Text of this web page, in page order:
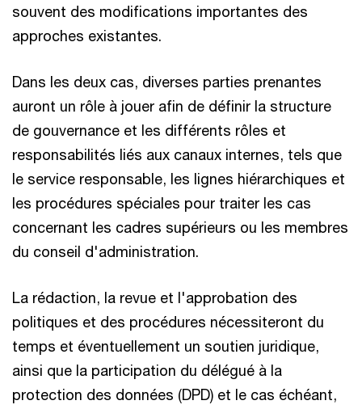
souvent des modifications importantes des
approches existantes.
Dans les deux cas, diverses parties prenantes
auront un rôle à jouer afin de définir la structure
de gouvernance et les différents rôles et
responsabilités liés aux canaux internes, tels que
le service responsable, les lignes hiérarchiques et
les procédures spéciales pour traiter les cas
concernant les cadres supérieurs ou les membres
du conseil d'administration.
La rédaction, la revue et l'approbation des
politiques et des procédures nécessiteront du
temps et éventuellement un soutien juridique,
ainsi que la participation du délégué à la
protection des données (DPD) et le cas échéant,